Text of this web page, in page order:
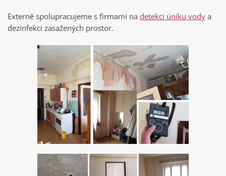
Externě spolupracujeme s firmami na detekci úniku vody a
dezinfekci zasažených prostor.
+